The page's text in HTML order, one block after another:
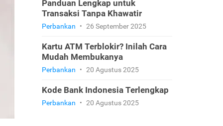
Panduan Lengkap untuk
Transaksi Tanpa Khawatir
Perbankan • 26 September 2025
Kartu ATM Terblokir? Inilah Cara
Mudah Membukanya
Perbankan • 20 Agustus 2025
Kode Bank Indonesia Terlengkap
Perbankan • 20 Agustus 2025